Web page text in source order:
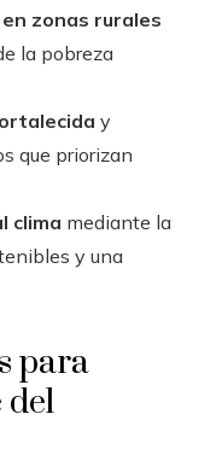
zonas rurales
la pobreza
y
que priorizan
clima mediante la
y una
para
del